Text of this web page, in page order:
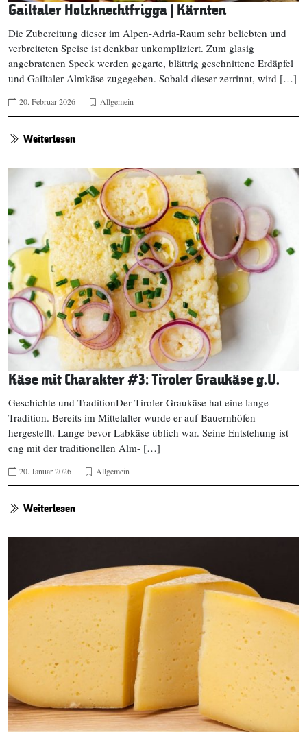
Gailtaler Holzknechtfrigga | Kärnten
Die Zubereitung dieser im Alpen-Adria-Raum sehr beliebten und
verbreiteten Speise ist denkbar unkompliziert. Zum glasig
angebratenen Speck werden gegarte, blättrig geschnittene Erdäpfel
und Gailtaler Almkäse zugegeben. Sobald dieser zerrinnt, wird […]
20. Februar 2026 Allgemein
Weiterlesen
Käse mit Charakter #3: Tiroler Graukäse g.U.
Geschichte und TraditionDer Tiroler Graukäse hat eine lange
Tradition. Bereits im Mittelalter wurde er auf Bauernhöfen
hergestellt. Lange bevor Labkäse üblich war. Seine Entstehung ist
eng mit der traditionellen Alm- […]
20. Januar 2026 Allgemein
Weiterlesen